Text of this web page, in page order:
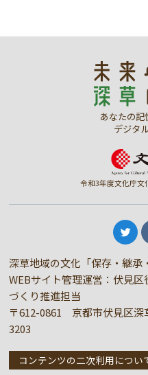
あなたの記
デジタ
令和3年度文化庁文
深草地域の文化「保存・継
WEBサイト管理運営：伏見
づくり推進担当
〒612-0861 京都市伏見区
3203
コンテンツの二次利用につい